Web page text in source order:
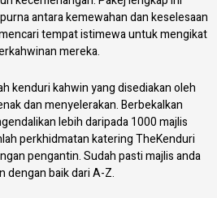
antara kemewahan dan keselesaan
tempat istimewa untuk mengikat
mereka.
kenduri kahwin yang disediakan oleh
dan menyelerakan. Berbekalkan
lebih daripada 1000 majlis
perkhidmatan katering TheKenduri
pengantin. Sudah pasti majlis anda
dengan baik dari A-Z.